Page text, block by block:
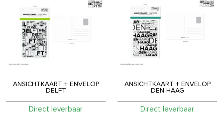
ANSICHTKAART + ENVELOP
DELFT
Direct leverbaar
ANSICHTKAART + ENVELOP
DEN HAAG
Direct leverbaar